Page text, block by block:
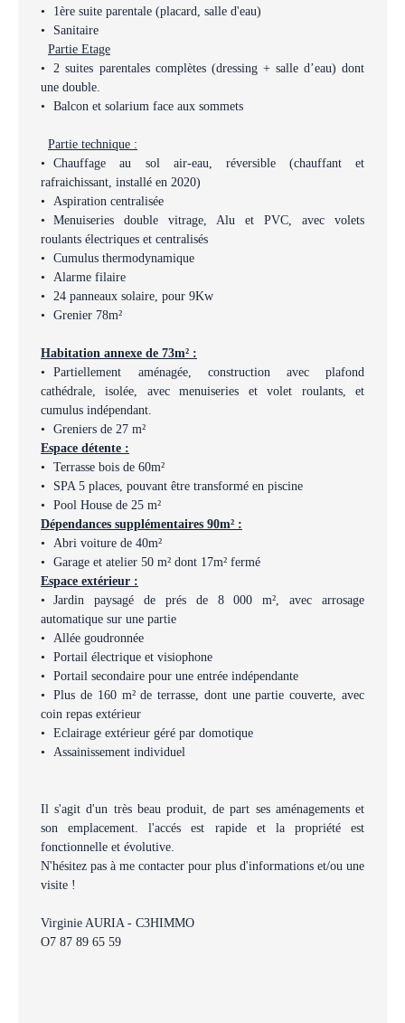
1ère suite parentale (placard, salle d'eau)
Sanitaire
Partie Etage
2 suites parentales complètes (dressing + salle d’eau) dont
une double.
Balcon et solarium face aux sommets
Partie technique :
Chauffage au sol air-eau, réversible (chauffant et
rafraichissant, installé en 2020)
Aspiration centralisée
Menuiseries double vitrage, Alu et PVC, avec volets
roulants électriques et centralisés
Cumulus thermodynamique
Alarme filaire
24 panneaux solaire, pour 9Kw
Grenier 78m²
Habitation annexe de 73m² :
Partiellement aménagée, construction avec plafond
cathédrale, isolée, avec menuiseries et volet roulants, et
cumulus indépendant.
Greniers de 27 m²
Espace détente :
Terrasse bois de 60m²
SPA 5 places, pouvant être transformé en piscine
Pool House de 25 m²
Dépendances supplémentaires 90m² :
Abri voiture de 40m²
Garage et atelier 50 m² dont 17m² fermé
Espace extérieur :
Jardin paysagé de prés de 8 000 m², avec arrosage
automatique sur une partie
Allée goudronnée
Portail électrique et visiophone
Portail secondaire pour une entrée indépendante
Plus de 160 m² de terrasse, dont une partie couverte, avec
coin repas extérieur
Eclairage extérieur géré par domotique
Assainissement individuel
Il s'agit d'un très beau produit, de part ses aménagements et
son emplacement. l'accés est rapide et la propriété est
fonctionnelle et évolutive.
N'hésitez pas à me contacter pour plus d'informations et/ou une
visite !
Virginie AURIA - C3HIMMO
O7 87 89 65 59